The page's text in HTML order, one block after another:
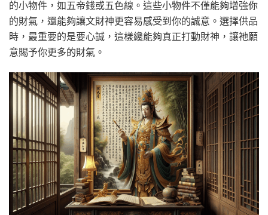
的小物件，如五帝錢或五色線。這些小物件不僅能夠增強你
的財氣，還能夠讓文財神更容易感受到你的誠意。選擇供品
時，最重要的是要心誠，這樣纔能夠真正打動財神，讓祂願
意賜予你更多的財氣。